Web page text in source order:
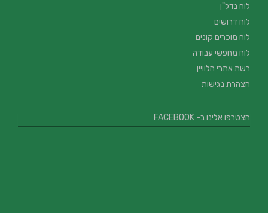
לוח נדל"ן
לוח דרושים
לוח מוכרים קונים
לוח מחפשי עבודה
רשת אתרי הלוויין
הצהרת נגישות
הצטרפו אלינו ב- FACEBOOK